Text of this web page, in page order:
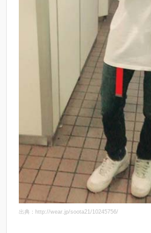
出典：http://wear.jp/soota21/10245756/